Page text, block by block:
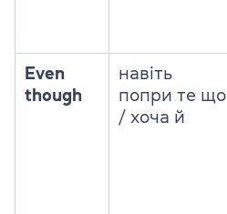
Even
though
навіть
попри те що
/ хоча й